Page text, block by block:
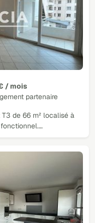
/ mois
partenaire
de 66 m² localisé à